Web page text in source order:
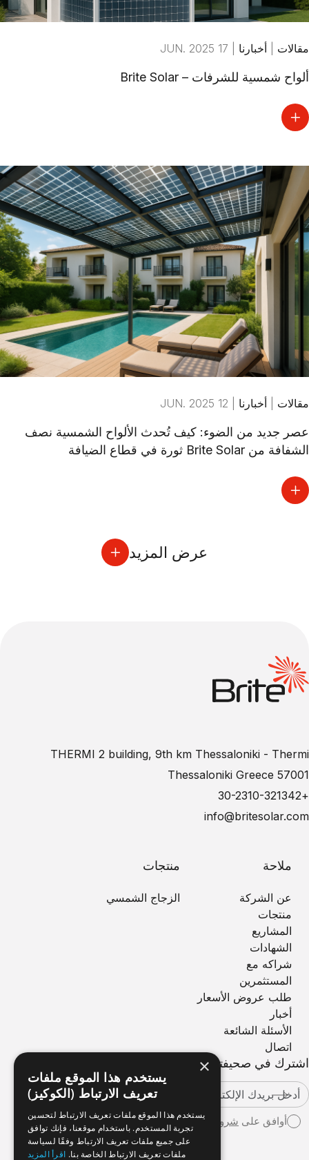
مقالات أخبارنا 17 JUN. 2025
ألواح شمسية للشرفات – Brite Solar
مقالات أخبارنا 12 JUN. 2025
عصر جديد من الضوء: كيف تُحدث الألواح الشمسية نصف
الشفافة من Brite Solar ثورة في قطاع الضيافة
عرض المزيد
THERMI 2 building, 9th km Thessaloniki - Thermi
57001 Thessaloniki Greece
+30-2310-321342
info@britesolar.com
ملاحة
عن الشركة
منتجات
المشاريع
الشهادات
شراكه مع
المستثمرين
طلب عروض الأسعار
أخبار
الأسئلة الشائعة
اتصال
منتجات
الزجاج الشمسي
اشترك في صحيفتنا الإخبارية
أوافق على شروط الاستخدام
×
يستخدم هذا الموقع ملفات
تعريف الارتباط (الكوكيز)
يستخدم هذا الموقع ملفات تعريف الارتباط لتحسين
تجربة المستخدم. باستخدام موقعنا، فإنك توافق
على جميع ملفات تعريف الارتباط وفقًا لسياسة
ملفات تعريف الارتباط الخاصة بنا. اقرأ المزيد